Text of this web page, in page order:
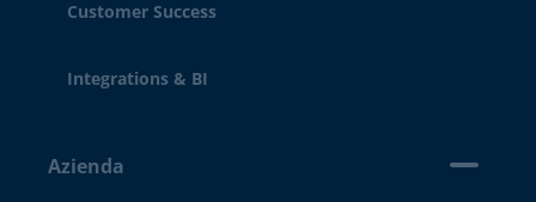
Customer Success
Integrations & BI
Azienda